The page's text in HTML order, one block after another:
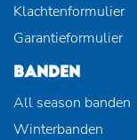
Klachtenformulier
Garantieformulier
BANDEN
All season banden
Winterbanden